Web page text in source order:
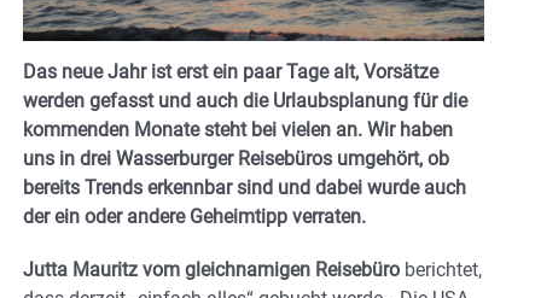
Das neue Jahr ist erst ein paar Tage alt, Vorsätze
werden gefasst und auch die Urlaubsplanung für die
kommenden Monate steht bei vielen an. Wir haben
uns in drei Wasserburger Reisebüros umgehört, ob
bereits Trends erkennbar sind und dabei wurde auch
der ein oder andere Geheimtipp verraten.
Jutta Mauritz vom gleichnamigen Reisebüro berichtet,